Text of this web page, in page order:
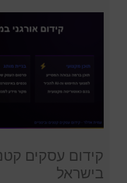
קידום עסקים
בישראל